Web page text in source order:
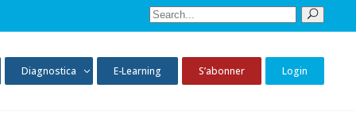
Diagnostica E-Learning S’abonner Login